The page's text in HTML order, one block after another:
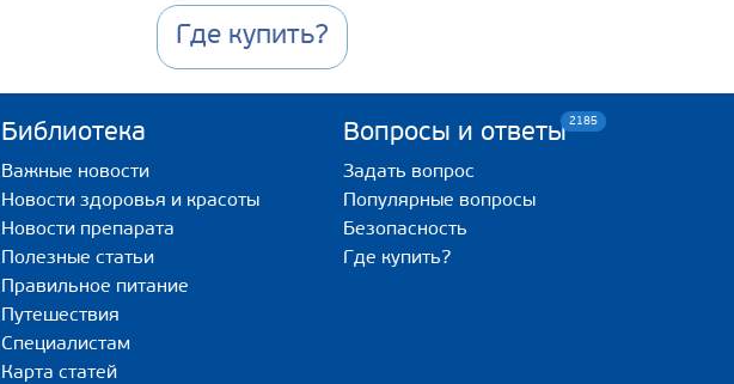
Где купить?
Библиотека
Важные новости
Новости здоровья и красоты
Новости препарата
Полезные статьи
Правильное питание
Путешествия
Специалистам
Карта статей
Вопросы и ответы2185
Задать вопрос
Популярные вопросы
Безопасность
Где купить?